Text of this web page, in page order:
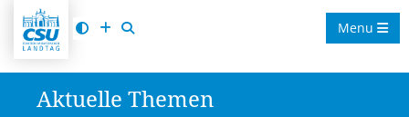
Menu
Aktuelle Themen